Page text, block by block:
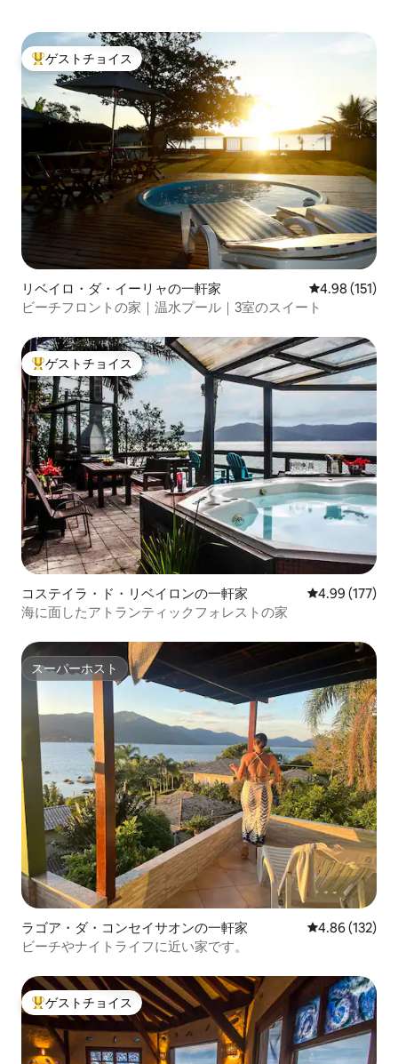
大好評のゲストチョイスです。
ゲストチョイス
リベイロ・ダ・イーリャの一軒家 レビュー151
4.98 (151)
ビーチフロントの家｜温水プール｜3室のスイート
大好評のゲストチョイスです。
ゲストチョイス
コステイラ・ド・リベイロンの一軒家 レビュー177
4.99 (177)
海に面したアトランティックフォレストの家
スーパーホスト
スーパーホスト
ラゴア・ダ・コンセイサオンの一軒家 レビュー132
4.86 (132)
ビーチやナイトライフに近い家です。
大好評のゲストチョイスです。
ゲストチョイス